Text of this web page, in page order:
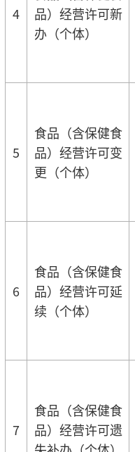
4
品）经营许可新
办（个体）
5
食品（含保健食
品）经营许可变
更（个体）
6
食品（含保健食
品）经营许可延
续（个体）
7
食品（含保健食
品）经营许可遗